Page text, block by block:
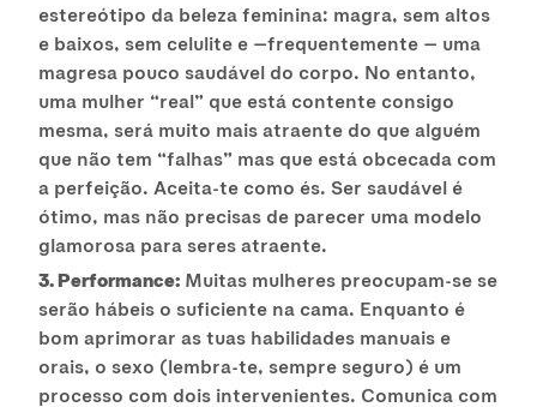
estereótipo da beleza feminina: magra, sem altos
e baixos, sem celulite e —frequentemente — uma
magresa pouco saudável do corpo. No entanto,
uma mulher “real” que está contente consigo
mesma, será muito mais atraente do que alguém
que não tem “falhas” mas que está obcecada com
a perfeição. Aceita-te como és. Ser saudável é
ótimo, mas não precisas de parecer uma modelo
glamorosa para seres atraente.
3. Performance: Muitas mulheres preocupam-se se
serão hábeis o suficiente na cama. Enquanto é
bom aprimorar as tuas habilidades manuais e
orais, o sexo (lembra-te, sempre seguro) é um
processo com dois intervenientes. Comunica com